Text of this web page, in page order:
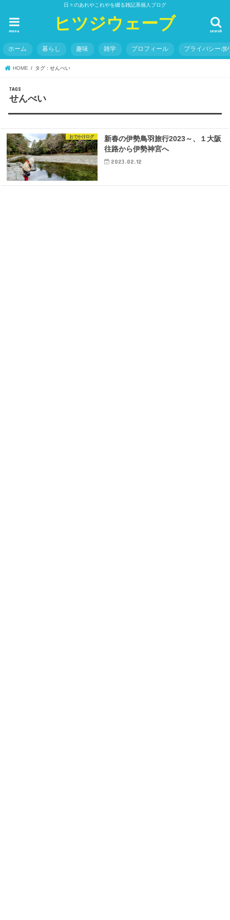
日々のあれやこれやを綴る雑記系個人ブログ
ヒツジウェーブ search
menu
ホーム 暮らし 趣味 雑学 プロフィール プライバシーポ
HOME タグ : せんべい
せんべい
おでかけログ
新春の伊勢鳥羽旅行2023～、１大阪
往路から伊勢神宮へ
2023.02.12